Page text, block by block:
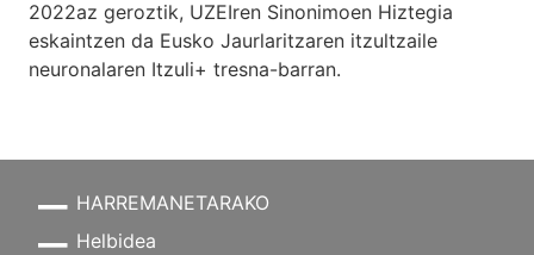
2022az geroztik, UZEIren Sinonimoen Hiztegia
eskaintzen da Eusko Jaurlaritzaren itzultzaile
neuronalaren Itzuli+ tresna-barran.
HARREMANETARAKO
Helbidea